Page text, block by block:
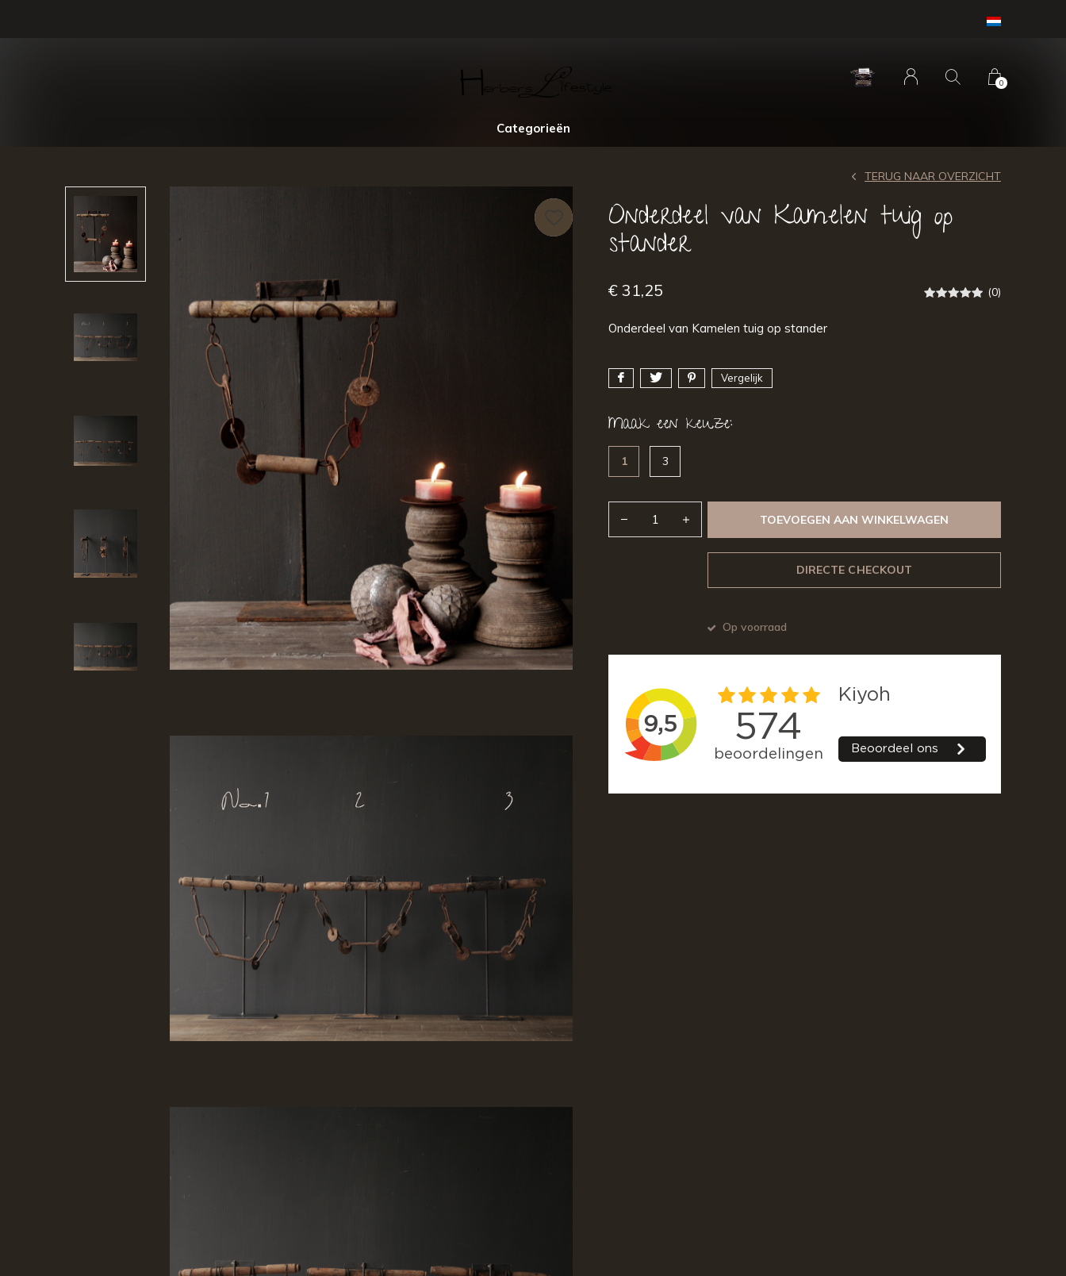
Categorieën
0
Onderdeel van Kamelen tuig op
stander
TERUG NAAR OVERZICHT
€ 31,25 (0)
Onderdeel van Kamelen tuig op stander
Vergelijk
Maak een keuze:
1 3
TOEVOEGEN AAN WINKELWAGEN
DIRECTE CHECKOUT
Op voorraad